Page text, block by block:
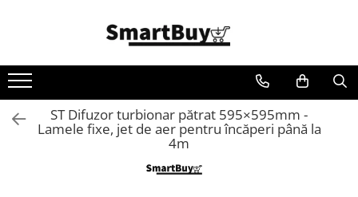
Aer Conditionat
Aer Conditionat
Aer Conditionat - Accesorii
ST Difuzor turbionar pătrat 595×595mm -
Lamele fixe, jet de aer pentru încăperi până la
4m